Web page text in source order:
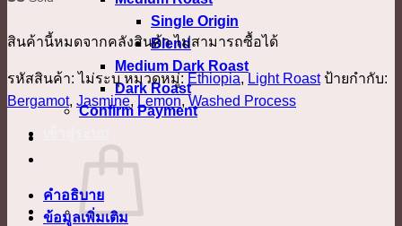
Single Origin
Blend
Medium Dark Roast
Dark Roast
Confirm Payment
สินค้านี้หมดจากคลังสินค้า ไม่สามารถซื้อได้
รหัสสินค้า:ไม่ระบุ หมวดหมู่: Ethiopia, Light Roast ป้ายกำกับ:
Bergamot, Jasmine, Lemon, Washed Process
คำอธิบาย
ข้อมูลเพิ่มเติม